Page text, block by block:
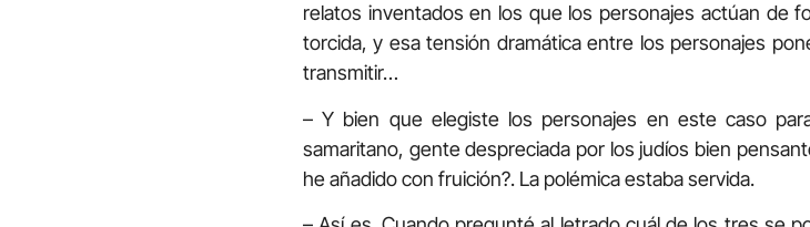
relatos inventados en los que los personajes actúan de
torcida, y esa tensión dramática entre los personajes
transmitir…
– Y bien que elegiste los personajes en este caso
samaritano, gente despreciada por los judíos bien
he añadido con fruición?. La polémica estaba servida.